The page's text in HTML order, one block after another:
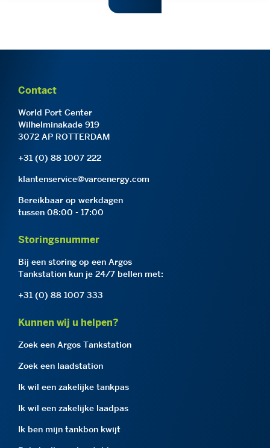
Contact
World Port Center
Wilhelminakade 919
3072 AP ROTTERDAM
+31 (0) 88 1007 222
klantenservice@varoenergy.com
Bereikbaar op werkdagen
tussen 08:00 - 17:00
Storingsnummer
Bij een storing op een Argos
Tankstation kun je 24/7 bellen met:
+31 (0) 88 1007 333
Kunnen wij u helpen?
Zoek een Argos Tankstation
Zoek een laadstation
Ik wil een zakelijke tankpas
Ik wil een zakelijke laadpas
Ik ben mijn tankbon kwijt